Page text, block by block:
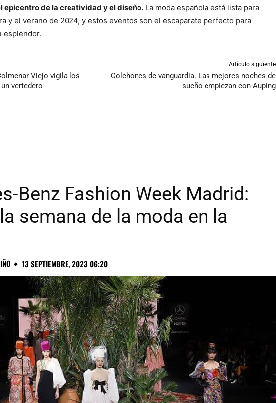
epicentro de la creatividad y el diseño. La moda española está lista para
y el verano de 2024, y estos eventos son el escaparate perfecto para
esplendor.
Viejo vigila los
vertedero
Artículo siguiente
Colchones de vanguardia. Las mejores noches de
sueño empiezan con Auping
Benz Fashion Week Madrid:
semana de la moda en la
13 SEPTIEMBRE, 2023 06:20